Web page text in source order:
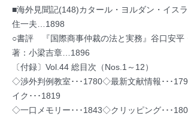
■海外見聞記(148)カタール・ヨルダン・イス
住一夫…1898
○書評 『国際商事仲裁の法と実務』谷口安平
著：小梁吉章…1896
〔付録〕Vol.44 総目次（Nos.1～12）
◇渉外判例教室･･･1780◇最新文献情報･･･
イク･･･1819
◇一口メモリー･･･1843◇クリッピング･･･